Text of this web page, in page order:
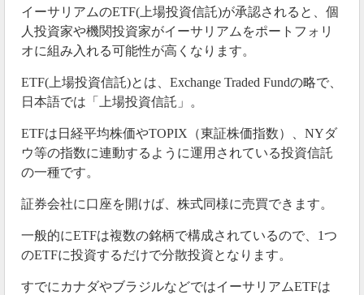
イーサリアムのETF(上場投資信託)が承認されると、個
人投資家や機関投資家がイーサリアムをポートフォリ
オに組み入れる可能性が高くなります。
ETF(上場投資信託)とは、Exchange Traded Fundの略で、
日本語では「上場投資信託」。
ETFは日経平均株価やTOPIX（東証株価指数）、NYダ
ウ等の指数に連動するように運用されている投資信託
の一種です。
証券会社に口座を開けば、株式同様に売買できます。
一般的にETFは複数の銘柄で構成されているので、1つ
のETFに投資するだけで分散投資となります。
すでにカナダやブラジルなどではイーサリアムETFは